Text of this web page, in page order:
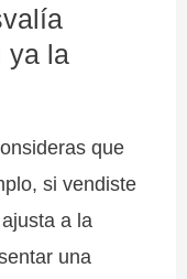
ya la
que
si vendiste
a la
una